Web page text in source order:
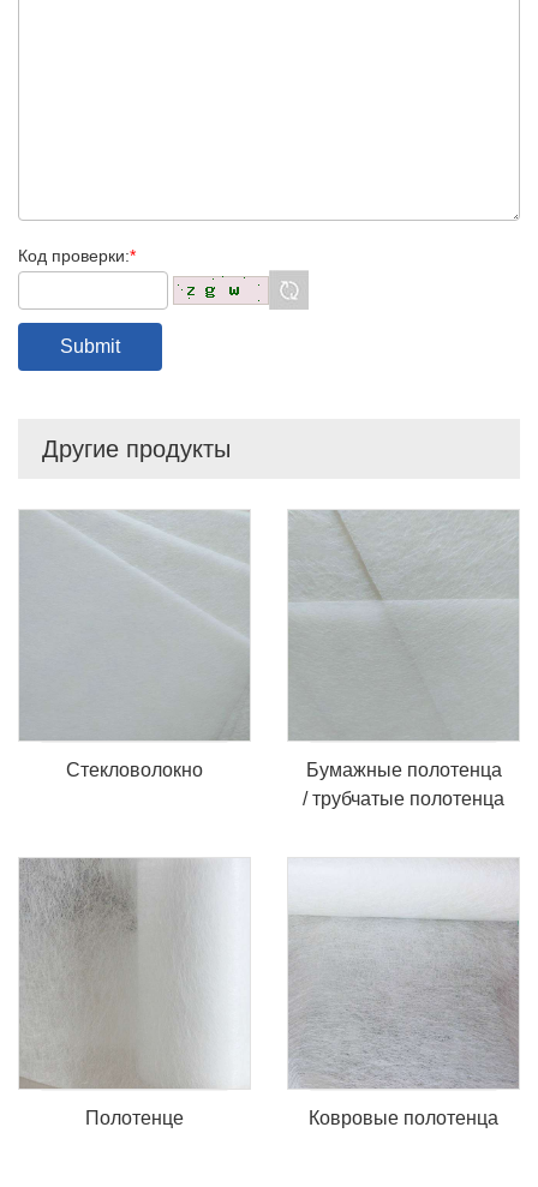
Код проверки:*
Другие продукты
Стекловолокно
Бумажные полотенца
/ трубчатые полотенца
Полотенце Ковровые полотенца